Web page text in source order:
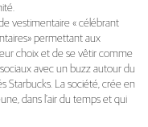
vestimentaire « célébrant
permettant aux
choix et de se vêtir comme
avec un buzz autour du
Starbucks. La société, crée en
dans l’air du temps et qui